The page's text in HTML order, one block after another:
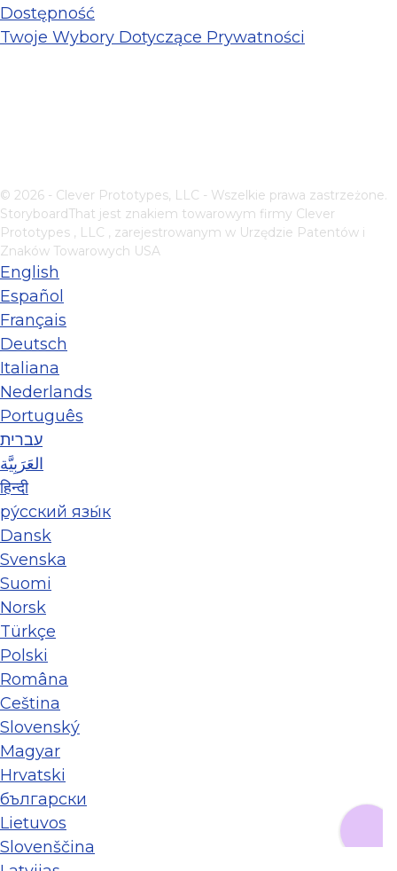
Dostępność
Twoje Wybory Dotyczące Prywatności
© 2026 - Clever Prototypes, LLC - Wszelkie prawa zastrzeżone.
StoryboardThat jest znakiem towarowym firmy Clever
Prototypes , LLC , zarejestrowanym w Urzędzie Patentów i
Znaków Towarowych USA
English
Español
Français
Deutsch
Italiana
Nederlands
Português
עברית
العَرَبِيَّة
हिन्दी
ру́сский язы́к
Dansk
Svenska
Suomi
Norsk
Türkçe
Polski
Româna
Ceština
Slovenský
Magyar
Hrvatski
български
Lietuvos
Slovenščina